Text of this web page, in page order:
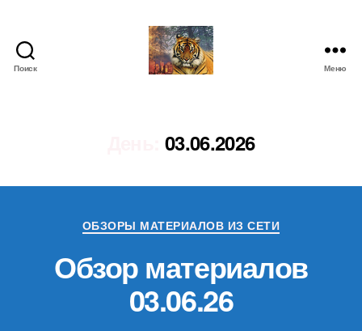
Поиск Меню
03.06.2026
Рубрики
ОБЗОРЫ МАТЕРИАЛОВ ИЗ СЕТИ
Обзор материалов
03.06.26